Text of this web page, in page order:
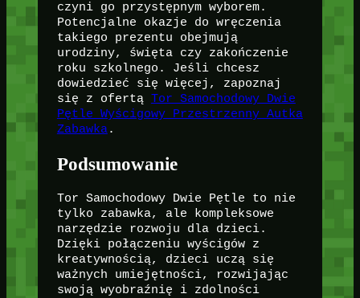
czyni go przystępnym wyborem.
Potencjalne okazje do wręczenia
takiego prezentu obejmują
urodziny, święta czy zakończenie
roku szkolnego. Jeśli chcesz
dowiedzieć się więcej, zapoznaj
się z ofertą Tor Samochodowy Dwie
Pętle Wyścigowy Przestrzenny Autka
Zabawka.
Podsumowanie
Tor Samochodowy Dwie Pętle to nie
tylko zabawka, ale kompleksowe
narzędzie rozwoju dla dzieci.
Dzięki połączeniu wyścigów z
kreatywnością, dzieci uczą się
ważnych umiejętności, rozwijając
swoją wyobraźnię i zdolności